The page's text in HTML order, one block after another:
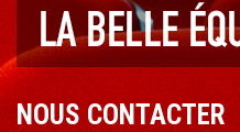
NOUS CONTACTER